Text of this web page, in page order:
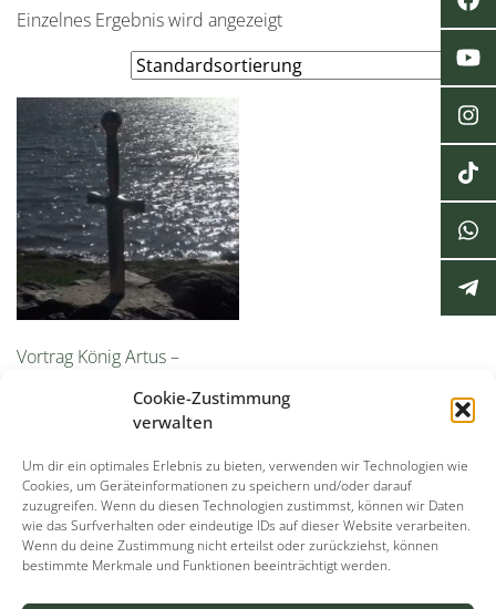
Cookie-Zustimmung
verwalten
Um dir ein optimales Erlebnis zu bieten, verwenden wir Technologien wie
Cookies, um Geräteinformationen zu speichern und/oder darauf
zuzugreifen. Wenn du diesen Technologien zustimmst, können wir Daten
wie das Surfverhalten oder eindeutige IDs auf dieser Website verarbeiten.
Wenn du deine Zustimmung nicht erteilst oder zurückziehst, können
bestimmte Merkmale und Funktionen beeinträchtigt werden.
Einzelnes Ergebnis wird angezeigt
Vortrag König Artus –
In den Warenkorb